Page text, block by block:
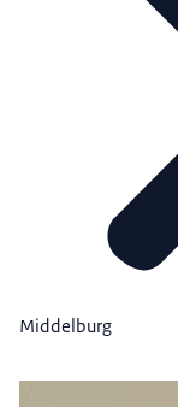
Middelburg